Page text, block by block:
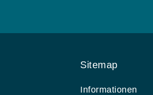
Sitemap
Informationen